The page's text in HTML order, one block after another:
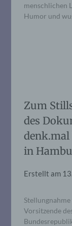
menschlichen
Humor und
Zum
des
in
Erstellt am
Vorsitzende